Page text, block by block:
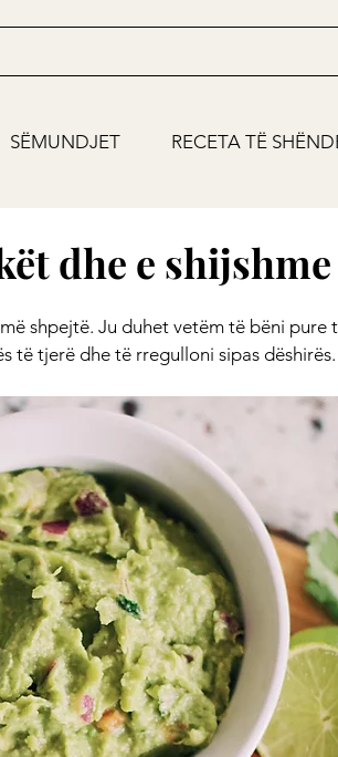
SËMUNDJET RECETA TË
dhe e shijshme
shpejtë. Ju duhet vetëm të bëni pure
të tjerë dhe të rregulloni sipas